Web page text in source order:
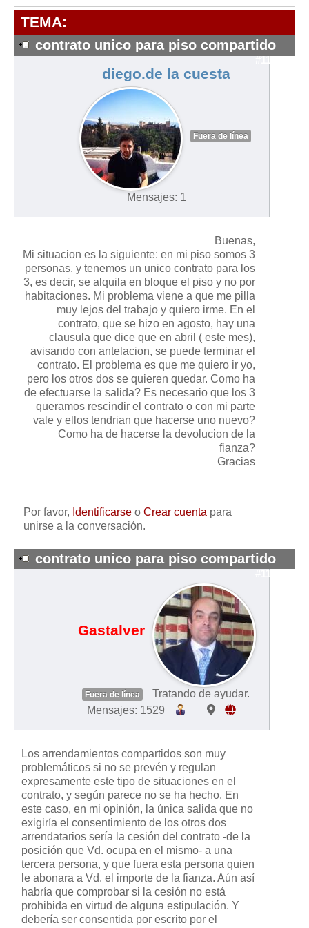
Requerimientos y comunicaciones
Formularios sobre Propiedad Horizontal
Modelos de Acta de Junta de Propietarios
Requerimientos y comunicaciones
Legislación
Legislación sobre Arrendamientos Urbanos
Legislación sobre la Comunidad de Propietarios
Legislación sobre Adquisición de Vivienda en Propiedad
Usuario
Entrar / Salir
Mis boletines
TEMA:
contrato unico para piso compartido
diego.de la cuesta
Fuera de línea
Mensajes: 1
Buenas,
Mi situacion es la siguiente: en mi piso somos 3
personas, y tenemos un unico contrato para los
3, es decir, se alquila en bloque el piso y no por
habitaciones. Mi problema viene a que me pilla
muy lejos del trabajo y quiero irme. En el
contrato, que se hizo en agosto, hay una
clausula que dice que en abril ( este mes),
avisando con antelacion, se puede terminar el
contrato. El problema es que me quiero ir yo,
pero los otros dos se quieren quedar. Como ha
de efectuarse la salida? Es necesario que los 3
queramos rescindir el contrato o con mi parte
vale y ellos tendrian que hacerse uno nuevo?
Como ha de hacerse la devolucion de la
fianza?
Gracias
Por favor, Identificarse o Crear cuenta para
unirse a la conversación.
contrato unico para piso compartido
#11244
Gastalver
Fuera de línea
Tratando de ayudar.
Mensajes: 1529
Los arrendamientos compartidos son muy
problemáticos si no se prevén y regulan
expresamente este tipo de situaciones en el
contrato, y según parece no se ha hecho. En
este caso, en mi opinión, la única salida que no
exigiría el consentimiento de los otros dos
arrendatarios sería la cesión del contrato -de la
posición que Vd. ocupa en el mismo- a una
tercera persona, y que fuera esta persona quien
le abonara a Vd. el importe de la fianza. Aún así
habría que comprobar si la cesión no está
prohibida en virtud de alguna estipulación. Y
debería ser consentida por escrito por el